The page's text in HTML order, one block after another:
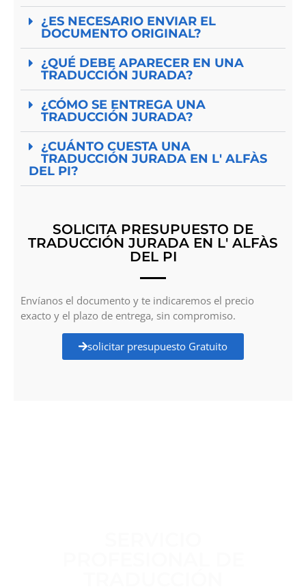
¿ES NECESARIO ENVIAR EL
DOCUMENTO ORIGINAL?
¿QUÉ DEBE APARECER EN UNA
TRADUCCIÓN JURADA?
¿CÓMO SE ENTREGA UNA
TRADUCCIÓN JURADA?
¿CUÁNTO CUESTA UNA
TRADUCCIÓN JURADA EN L' ALFÀS
DEL PI?
SOLICITA PRESUPUESTO DE
TRADUCCIÓN JURADA EN L' ALFÀS
DEL PI
Envíanos el documento y te indicaremos el precio
exacto y el plazo de entrega, sin compromiso.
solicitar presupuesto Gratuito